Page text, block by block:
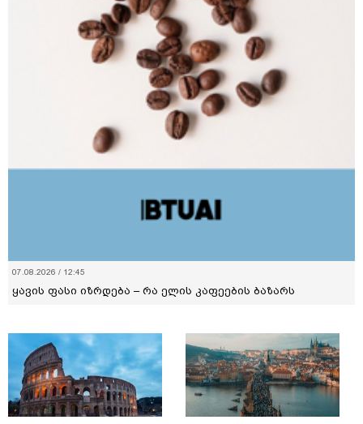
07.08.2026 / 12:45
ყავის ფასი იზრდება – რა ელის კაფეების ბაზარს